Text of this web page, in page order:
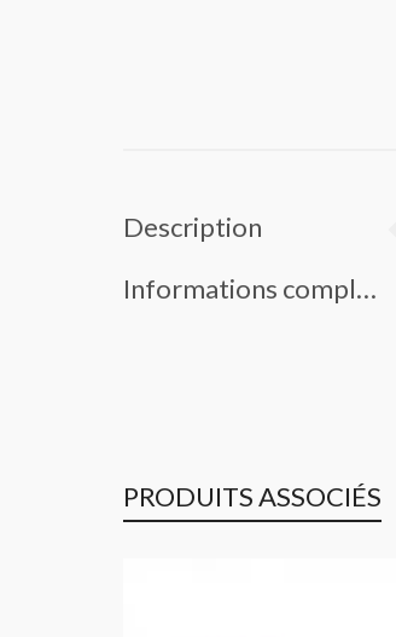
Description
Informations complémentaires
PRODUITS ASSOCIÉS